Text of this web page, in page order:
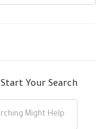
Start Your Search